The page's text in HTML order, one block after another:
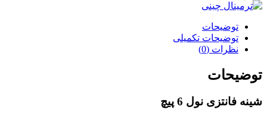
توضیحات
توضیحات تکمیلی
نظرات (0)
توضیحات
شینه فانتزی نول 6 پیچ